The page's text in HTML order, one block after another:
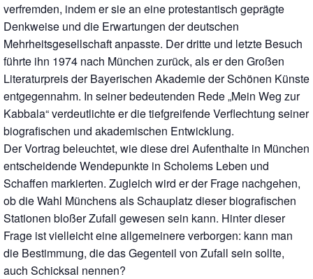
verfremden, indem er sie an eine protestantisch geprägte
Denkweise und die Erwartungen der deutschen
Mehrheitsgesellschaft anpasste. Der dritte und letzte Besuch
führte ihn 1974 nach München zurück, als er den Großen
Literaturpreis der Bayerischen Akademie der Schönen Künste
entgegennahm. In seiner bedeutenden Rede „Mein Weg zur
Kabbala“ verdeutlichte er die tiefgreifende Verflechtung seiner
biografischen und akademischen Entwicklung.
Der Vortrag beleuchtet, wie diese drei Aufenthalte in München
entscheidende Wendepunkte in Scholems Leben und
Schaffen markierten. Zugleich wird er der Frage nachgehen,
ob die Wahl Münchens als Schauplatz dieser biografischen
Stationen bloßer Zufall gewesen sein kann. Hinter dieser
Frage ist vielleicht eine allgemeinere verborgen: kann man
die Bestimmung, die das Gegenteil von Zufall sein sollte,
auch Schicksal nennen?